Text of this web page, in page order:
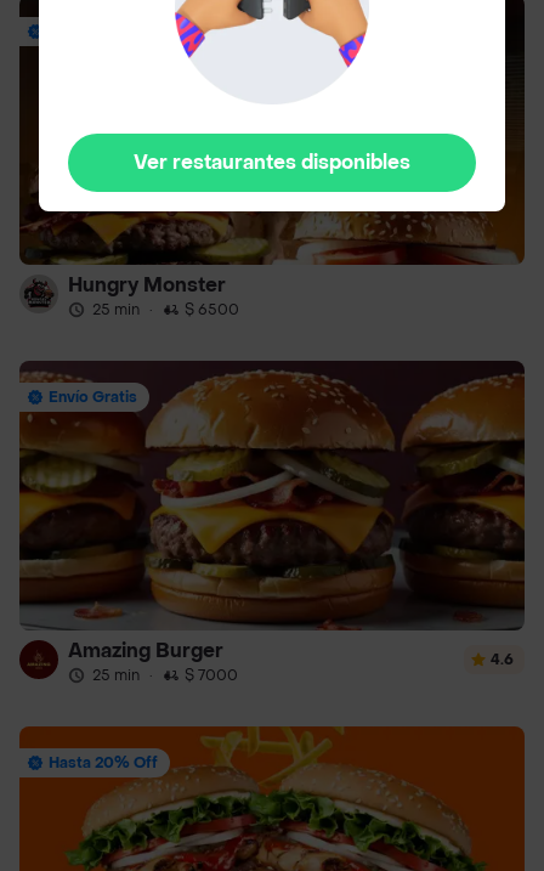
Hungry Monster
25 min · $ 6500
Envío Gratis
Amazing Burger
25 min · $ 7000
4.6
Hasta 20% Off
Ver restaurantes disponibles